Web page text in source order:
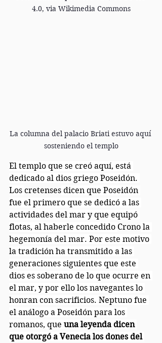
4.0, via Wikimedia Commons
La columna del palacio Briati estuvo aquí
sosteniendo el templo
El templo que se creó aquí, está
dedicado al dios griego Poseidón.
Los cretenses dicen que Poseidón
fue el primero que se dedicó a las
actividades del mar y que equipó
flotas, al haberle concedido Crono la
hegemonía del mar. Por este motivo
la tradición ha transmitido a las
generaciones siguientes que este
dios es soberano de lo que ocurre en
el mar, y por ello los navegantes lo
honran con sacrificios. Neptuno fue
el análogo a Poseidón para los
romanos, que una leyenda dicen
que otorgó a Venecia los dones del